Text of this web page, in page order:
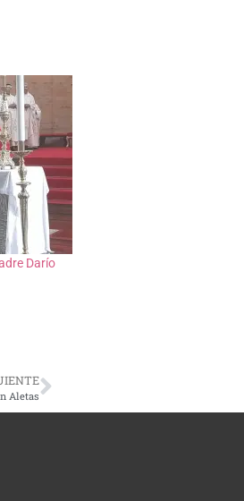
Darío
Aletas